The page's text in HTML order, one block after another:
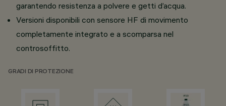
garantendo resistenza a polvere e getti d’acqua.
Versioni disponibili con sensore HF di movimento
completamente integrato e a scomparsa nel
controsoffitto.
GRADI DI PROTEZIONE